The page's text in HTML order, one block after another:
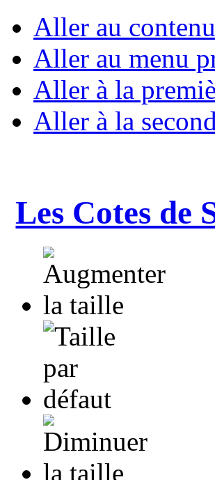
Aller au contenu
Aller au menu
Aller à la
Aller à la
Les Cotes de